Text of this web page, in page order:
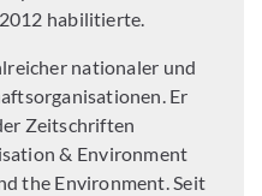
habilitierte.
nationaler und
Er
Zeitschriften
& Environment
the Environment. Seit